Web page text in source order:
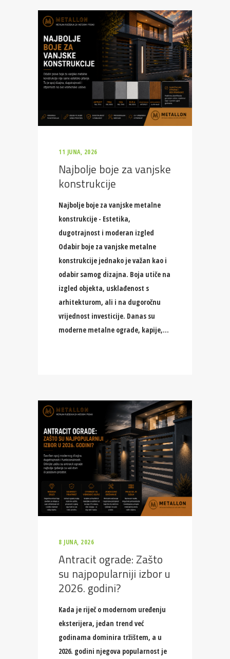
11 JUNA, 2026
Najbolje boje za vanjske
konstrukcije
Najbolje boje za vanjske metalne
konstrukcije - Estetika,
dugotrajnost i moderan izgled
Odabir boje za vanjske metalne
konstrukcije jednako je važan kao i
odabir samog dizajna. Boja utiče na
izgled objekta, usklađenost s
arhitekturom, ali i na dugoročnu
vrijednost investicije. Danas su
moderne metalne ograde, kapije,
8 JUNA, 2026
Antracit ograde: Zašto
su najpopularniji izbor u
2026. godini?
Kada je riječ o modernom uređenju
eksterijera, jedan trend već
godinama dominira tržištem, a u
2026. godini njegova popularnost je